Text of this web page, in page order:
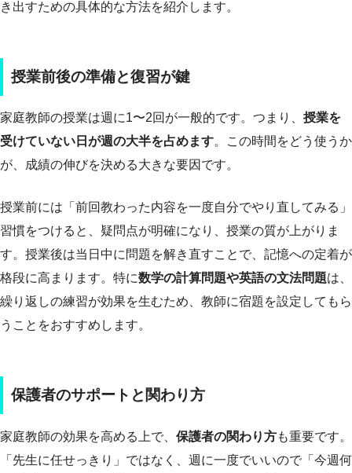
き出すための具体的な方法を紹介します。
授業前後の準備と復習が鍵
家庭教師の授業は週に1〜2回が一般的です。つまり、 授業を
受けていない日が週の大半を占めます。この時間をどう使うか
が、成績の伸びを決める大きな要因です。
授業前には「前回教わった内容を一度自分でやり直してみる」
習慣をつけると、疑問点が明確になり、授業の質が上がりま
す。授業後は当日中に問題を解き直すことで、記憶への定着が
格段に高まります。特に数学の計算問題や英語の文法問題は、
繰り返しの練習が効果を生むため、教師に宿題を設定してもら
うことをおすすめします。
保護者のサポートと関わり方
家庭教師の効果を高める上で、 保護者の関わり方も重要です。
「先生に任せっきり」ではなく、週に一度でいいので「今週何